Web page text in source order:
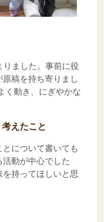
りました。事前に役
稿を持ち寄りまし
く動き、にぎやかな
えたこと
について書いても
動が中心でした
持ってほしいと思